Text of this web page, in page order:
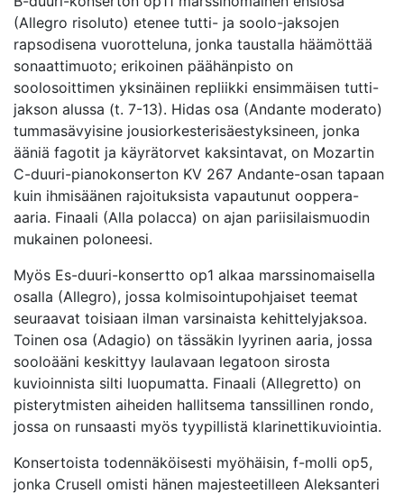
(Allegro risoluto) etenee tutti- ja soolo-jaksojen
rapsodisena vuorotteluna, jonka taustalla häämöttää
sonaattimuoto; erikoinen päähänpisto on
soolosoittimen yksinäinen repliikki ensimmäisen tutti-
jakson alussa (t. 7-13). Hidas osa (Andante moderato)
tummasävyisine jousiorkesterisäestyksineen, jonka
ääniä fagotit ja käyrätorvet kaksintavat, on Mozartin
C-duuri-pianokonserton KV 267 Andante-osan tapaan
kuin ihmisäänen rajoituksista vapautunut ooppera-
aaria. Finaali (Alla polacca) on ajan pariisilaismuodin
mukainen poloneesi.
Myös Es-duuri-konsertto op1 alkaa marssinomaisella
osalla (Allegro), jossa kolmisointupohjaiset teemat
seuraavat toisiaan ilman varsinaista kehittelyjaksoa.
Toinen osa (Adagio) on tässäkin lyyrinen aaria, jossa
sooloääni keskittyy laulavaan legatoon sirosta
kuvioinnista silti luopumatta. Finaali (Allegretto) on
pisterytmisten aiheiden hallitsema tanssillinen rondo,
jossa on runsaasti myös tyypillistä klarinettikuviointia.
Konsertoista todennäköisesti myöhäisin, f-molli op5,
jonka Crusell omisti hänen majesteetilleen Aleksanteri